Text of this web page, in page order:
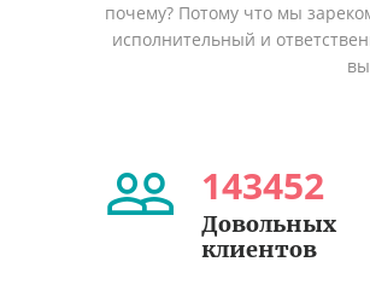
почему? Потому что мы
исполнительный и
143452
Довольных
клиентов